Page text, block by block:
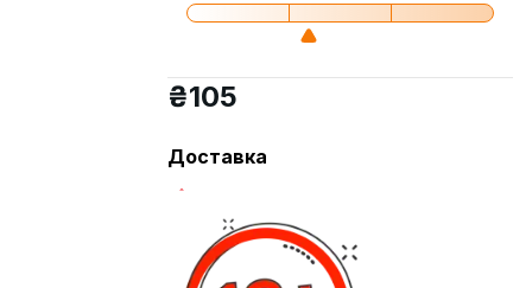
₴105
Доставка
Курьер Новая почта
Купить